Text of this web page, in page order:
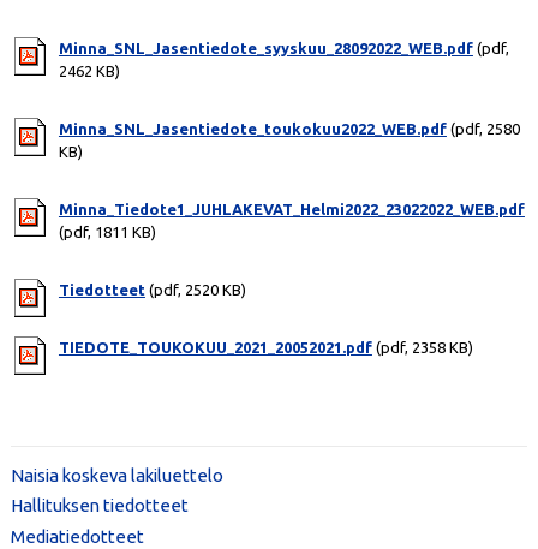
Minna_SNL_Jasentiedote_syyskuu_28092022_WEB.pdf(pdf,
2462 KB)
Minna_SNL_Jasentiedote_toukokuu2022_WEB.pdf(pdf, 2580
KB)
Minna_Tiedote1_JUHLAKEVAT_Helmi2022_23022022_WEB.pdf
(pdf, 1811 KB)
Tiedotteet (pdf, 2520 KB)
TIEDOTE_TOUKOKUU_2021_20052021.pdf(pdf, 2358 KB)
Naisia koskeva lakiluettelo
Hallituksen tiedotteet
Mediatiedotteet